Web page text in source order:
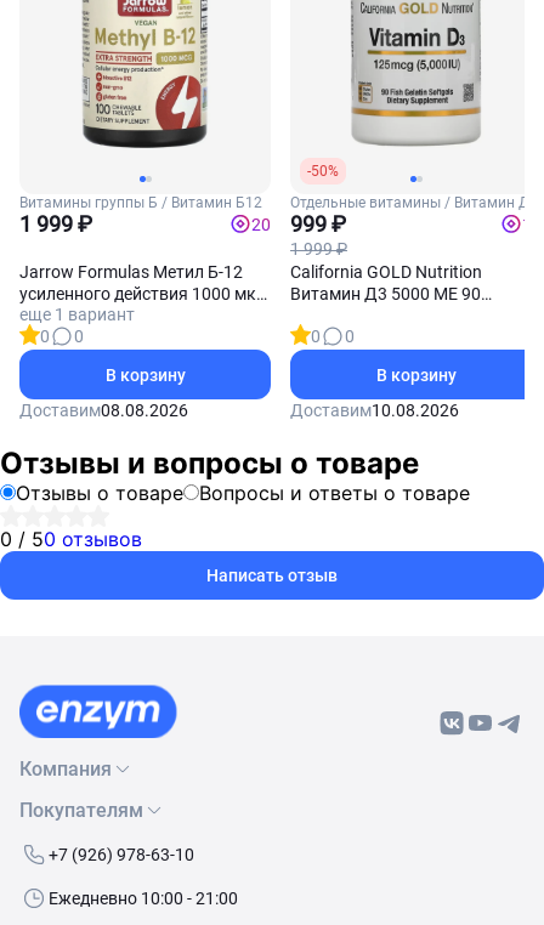
Витамины группы Б / Витамин Б12
1 999 ₽ 20
Jarrow Formulas Метил Б-12
усиленного действия 1000 мкг
100 жевательных таблеток
(Лимон)
еще 1 вариант
0
0
В корзину
Доставим08.08.2026
-50%
Отдельные витамины / Витамин Д3
999 ₽
1 999 ₽
10
California GOLD Nutrition
Витамин Д3 5000 МЕ 90
0
0
В корзину
Доставим10.08.2026
Отзывы и вопросы о товаре
Отзывы о товаре
Вопросы и ответы о товаре
0 / 50 отзывов
Написать отзыв
Компания
О нас
Бренды
Контакты
Покупателям
Как сделать заказ
Условия доставки
+7 (926) 978-63-10
Ежедневно 10:00 - 21:00